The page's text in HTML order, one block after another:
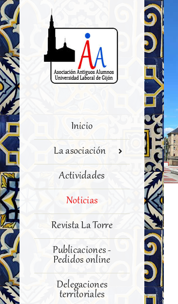
Inicio
La asociación
Actividades
Noticias
Revista La Torre
Publicaciones -
Pedidos online
Delegaciones
territoriales